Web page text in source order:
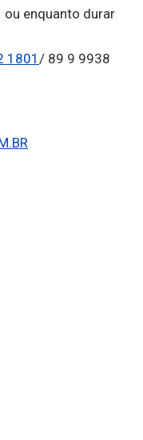
enquanto durar
1801/ 89 9 9938